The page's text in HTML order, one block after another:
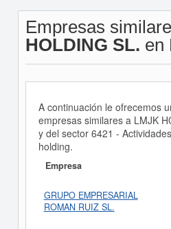
Empresas
HOLDING SL. en
A continuación le ofrecemos
empresas similares a LMJK
y del sector 6421 -
holding.
Empresa
GRUPO EMPRESARIAL
ROMAN RUIZ SL.